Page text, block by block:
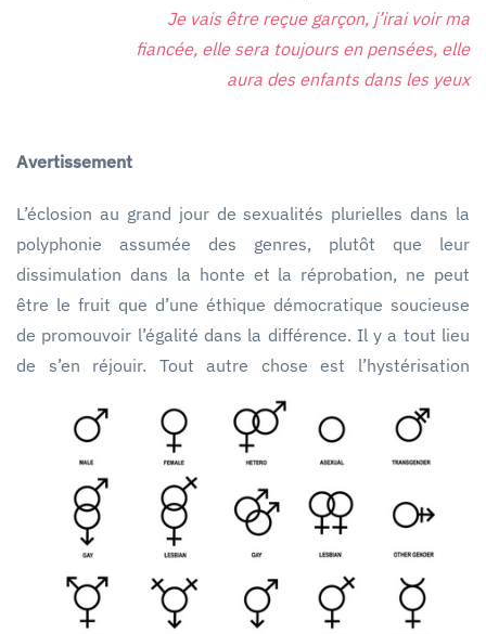
Je vais être reçue garçon, j’irai voir ma
fiancée, elle sera toujours en pensées, elle
aura des enfants dans les yeux
Avertissement
L’éclosion au grand jour de sexualités plurielles dans la
polyphonie assumée des genres, plutôt que leur
dissimulation dans la honte et la réprobation, ne peut
être le fruit que d’une éthique démocratique soucieuse
de promouvoir l’égalité dans la différence. Il y a tout lieu
de s’en réjouir. Tout autre chose est l’hystérisation